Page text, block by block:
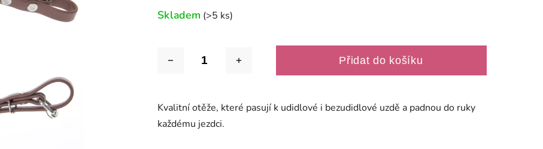
Skladem (>5 ks)
Přidat do košíku
Kvalitní otěže, které pasují k udidlové i bezudidlové uzdě a padnou do ruky
každému jezdci.